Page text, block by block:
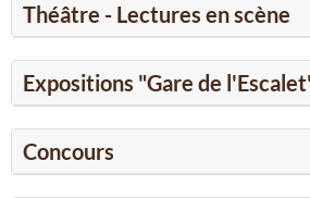
Théâtre - Lectures en scène
Expositions "Gare de
Concours